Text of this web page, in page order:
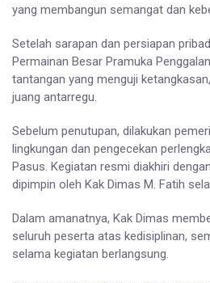
yang membangun semangat dan
Setelah sarapan dan persiapan
Permainan Besar Pramuka
tantangan yang menguji
juang antarregu.
Sebelum penutupan, dilakukan
lingkungan dan pengecekan
Pasus. Kegiatan resmi diakhiri
dipimpin oleh Kak Dimas M. Fatih
Dalam amanatnya, Kak Dimas
seluruh peserta atas kedisiplinan,
selama kegiatan berlangsung.